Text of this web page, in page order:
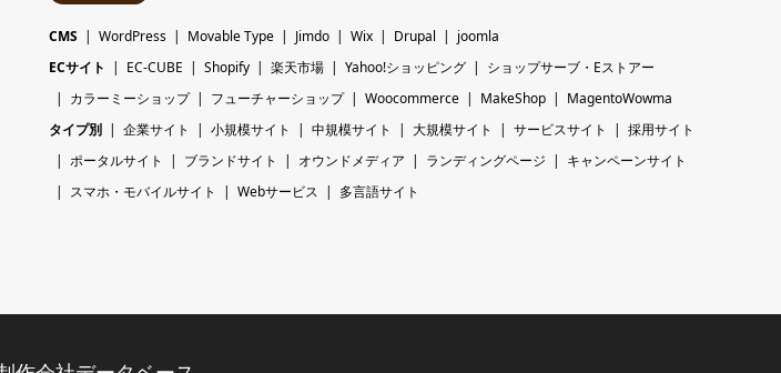
CMS WordPress Movable Type Jimdo Wix Drupal
joomla
ECサイト
EC-CUBE Shopify 楽天市場 Yahoo!ショッピング
ショップサーブ・Eストアー
カラーミーショップ
フューチャーショップ Woocommerce MakeShop
MagentoWowma
タイプ別
企業サイト 小規模サイト 中規模サイト 大規模サイト サービスサイト
採用サイト
ポータルサイト
ブランドサイト オウンドメディア ランディングページ
キャンペーンサイト
スマホ・モバイルサイト
Webサービス 多言語サイト